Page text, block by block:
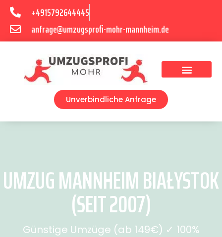
+4915792644445
anfrage@umzugsprofi-mohr-mannheim.de
Unverbindliche Anfrage
UMZUG MANNHEIM BIAŁYSTOK
(SEIT 2007)
Günstige Umzüge (ab 149€) ✓ 100%